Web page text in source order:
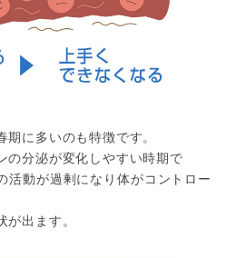
に多いのも特徴です。
の分泌が変化しやすい時期で
活動が過剰になり体がコントロー
出ます。